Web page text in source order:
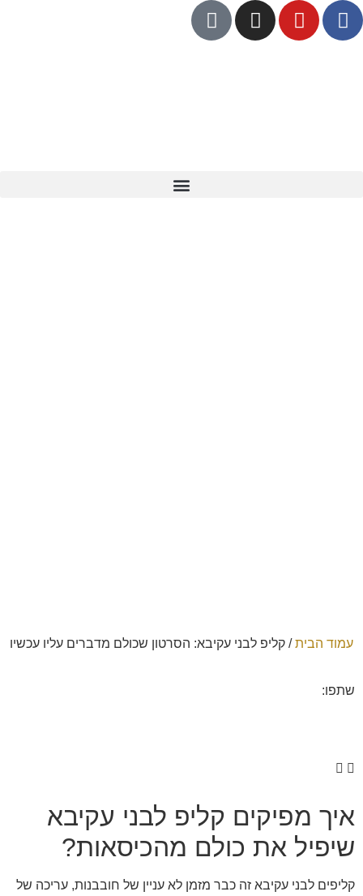
עמוד הבית/ קליפ לבני עקיבא: הסרטון שכולם מדברים עליו עכשיו
שתפו:
איך מפיקים קליפ לבני עקיבא
שיפיל את כולם מהכיסאות?
קליפים לבני עקיבא זה כבר מזמן לא עניין של חובבנות, עריכה של